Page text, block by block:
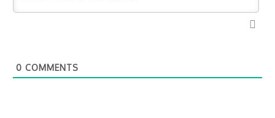
0 COMMENTS